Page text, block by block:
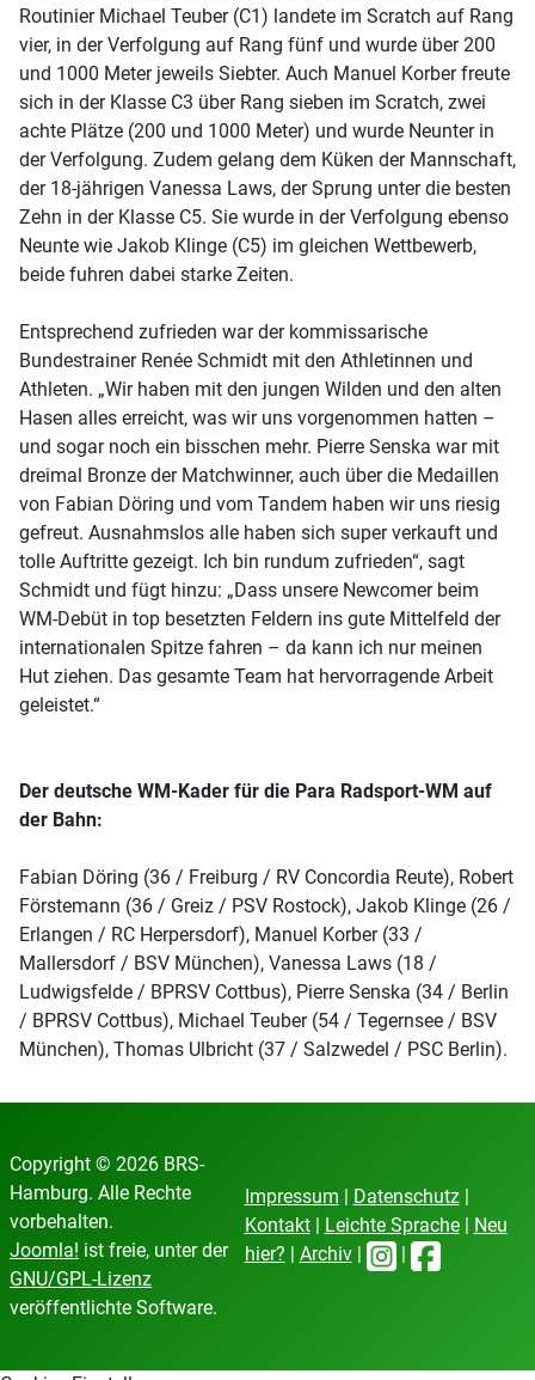
Routinier Michael Teuber (C1) landete im Scratch auf Rang
vier, in der Verfolgung auf Rang fünf und wurde über 200
und 1000 Meter jeweils Siebter. Auch Manuel Korber freute
sich in der Klasse C3 über Rang sieben im Scratch, zwei
achte Plätze (200 und 1000 Meter) und wurde Neunter in
der Verfolgung. Zudem gelang dem Küken der Mannschaft,
der 18-jährigen Vanessa Laws, der Sprung unter die besten
Zehn in der Klasse C5. Sie wurde in der Verfolgung ebenso
Neunte wie Jakob Klinge (C5) im gleichen Wettbewerb,
beide fuhren dabei starke Zeiten.
Entsprechend zufrieden war der kommissarische
Bundestrainer Renée Schmidt mit den Athletinnen und
Athleten. „Wir haben mit den jungen Wilden und den alten
Hasen alles erreicht, was wir uns vorgenommen hatten –
und sogar noch ein bisschen mehr. Pierre Senska war mit
dreimal Bronze der Matchwinner, auch über die Medaillen
von Fabian Döring und vom Tandem haben wir uns riesig
gefreut. Ausnahmslos alle haben sich super verkauft und
tolle Auftritte gezeigt. Ich bin rundum zufrieden“, sagt
Schmidt und fügt hinzu: „Dass unsere Newcomer beim
WM-Debüt in top besetzten Feldern ins gute Mittelfeld der
internationalen Spitze fahren – da kann ich nur meinen
Hut ziehen. Das gesamte Team hat hervorragende Arbeit
geleistet.“
Der deutsche WM-Kader für die Para Radsport-WM auf
der Bahn:
Fabian Döring (36 / Freiburg / RV Concordia Reute), Robert
Förstemann (36 / Greiz / PSV Rostock), Jakob Klinge (26 /
Erlangen / RC Herpersdorf), Manuel Korber (33 /
Mallersdorf / BSV München), Vanessa Laws (18 /
Ludwigsfelde / BPRSV Cottbus), Pierre Senska (34 / Berlin
/ BPRSV Cottbus), Michael Teuber (54 / Tegernsee / BSV
München), Thomas Ulbricht (37 / Salzwedel / PSC Berlin).
Copyright © 2026 BRS-
Hamburg. Alle Rechte
vorbehalten.
Joomla! ist freie, unter der
GNU/GPL-Lizenz
veröffentlichte Software.
Impressum Datenschutz|
Kontakt| Leichte Sprache|
Neu
hier?
Archiv|